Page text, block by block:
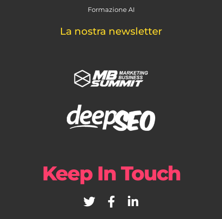
Formazione AI
La nostra newsletter
Keep In Touch